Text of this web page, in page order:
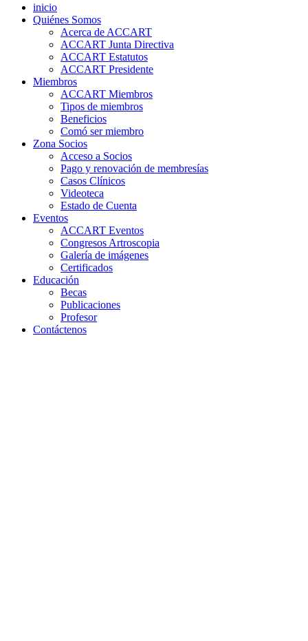
inicio
Quiénes Somos
Acerca de ACCART
ACCART Junta Directiva
ACCART Estatutos
ACCART Presidente
Miembros
ACCART Miembros
Tipos de miembros
Beneficios
Comó ser miembro
Zona Socios
Acceso a Socios
Pago y renovación de membresías
Casos Clínicos
Videoteca
Estado de Cuenta
Eventos
ACCART Eventos
Congresos Artroscopia
Galería de imágenes
Certificados
Educación
Becas
Publicaciones
Profesor
Contáctenos